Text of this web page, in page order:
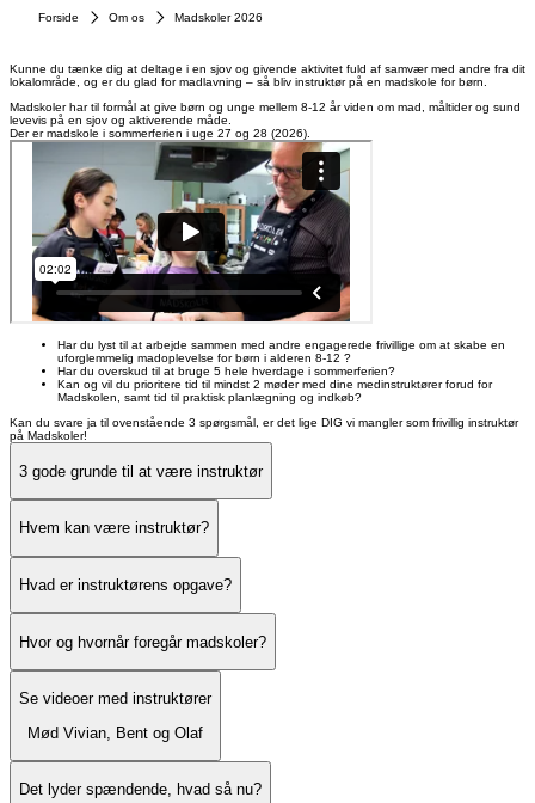
Forside Om os Madskoler 2026
Kunne du tænke dig at deltage i en sjov og givende aktivitet fuld af samvær med andre fra dit
lokalområde, og er du glad for madlavning – så bliv instruktør på en madskole for børn.
Madskoler har til formål at give børn og unge mellem 8-12 år viden om mad, måltider og sund
levevis på en sjov og aktiverende måde.
Der er madskole i sommerferien i uge 27 og 28 (2026).
Har du lyst til at arbejde sammen med andre engagerede frivillige om at skabe en
uforglemmelig madoplevelse for børn i alderen 8-12 ?
Har du overskud til at bruge 5 hele hverdage i sommerferien?
Kan og vil du prioritere tid til mindst 2 møder med dine medinstruktører forud for
Madskolen, samt tid til praktisk planlægning og indkøb?
Kan du svare ja til ovenstående 3 spørgsmål, er det lige DIG vi mangler som frivillig instruktør
på Madskoler!
3 gode grunde til at være instruktør
Hvem kan være instruktør?
Hvad er instruktørens opgave?
Hvor og hvornår foregår madskoler?
Se videoer med instruktører
Mød Vivian, Bent og Olaf
Det lyder spændende, hvad så nu?